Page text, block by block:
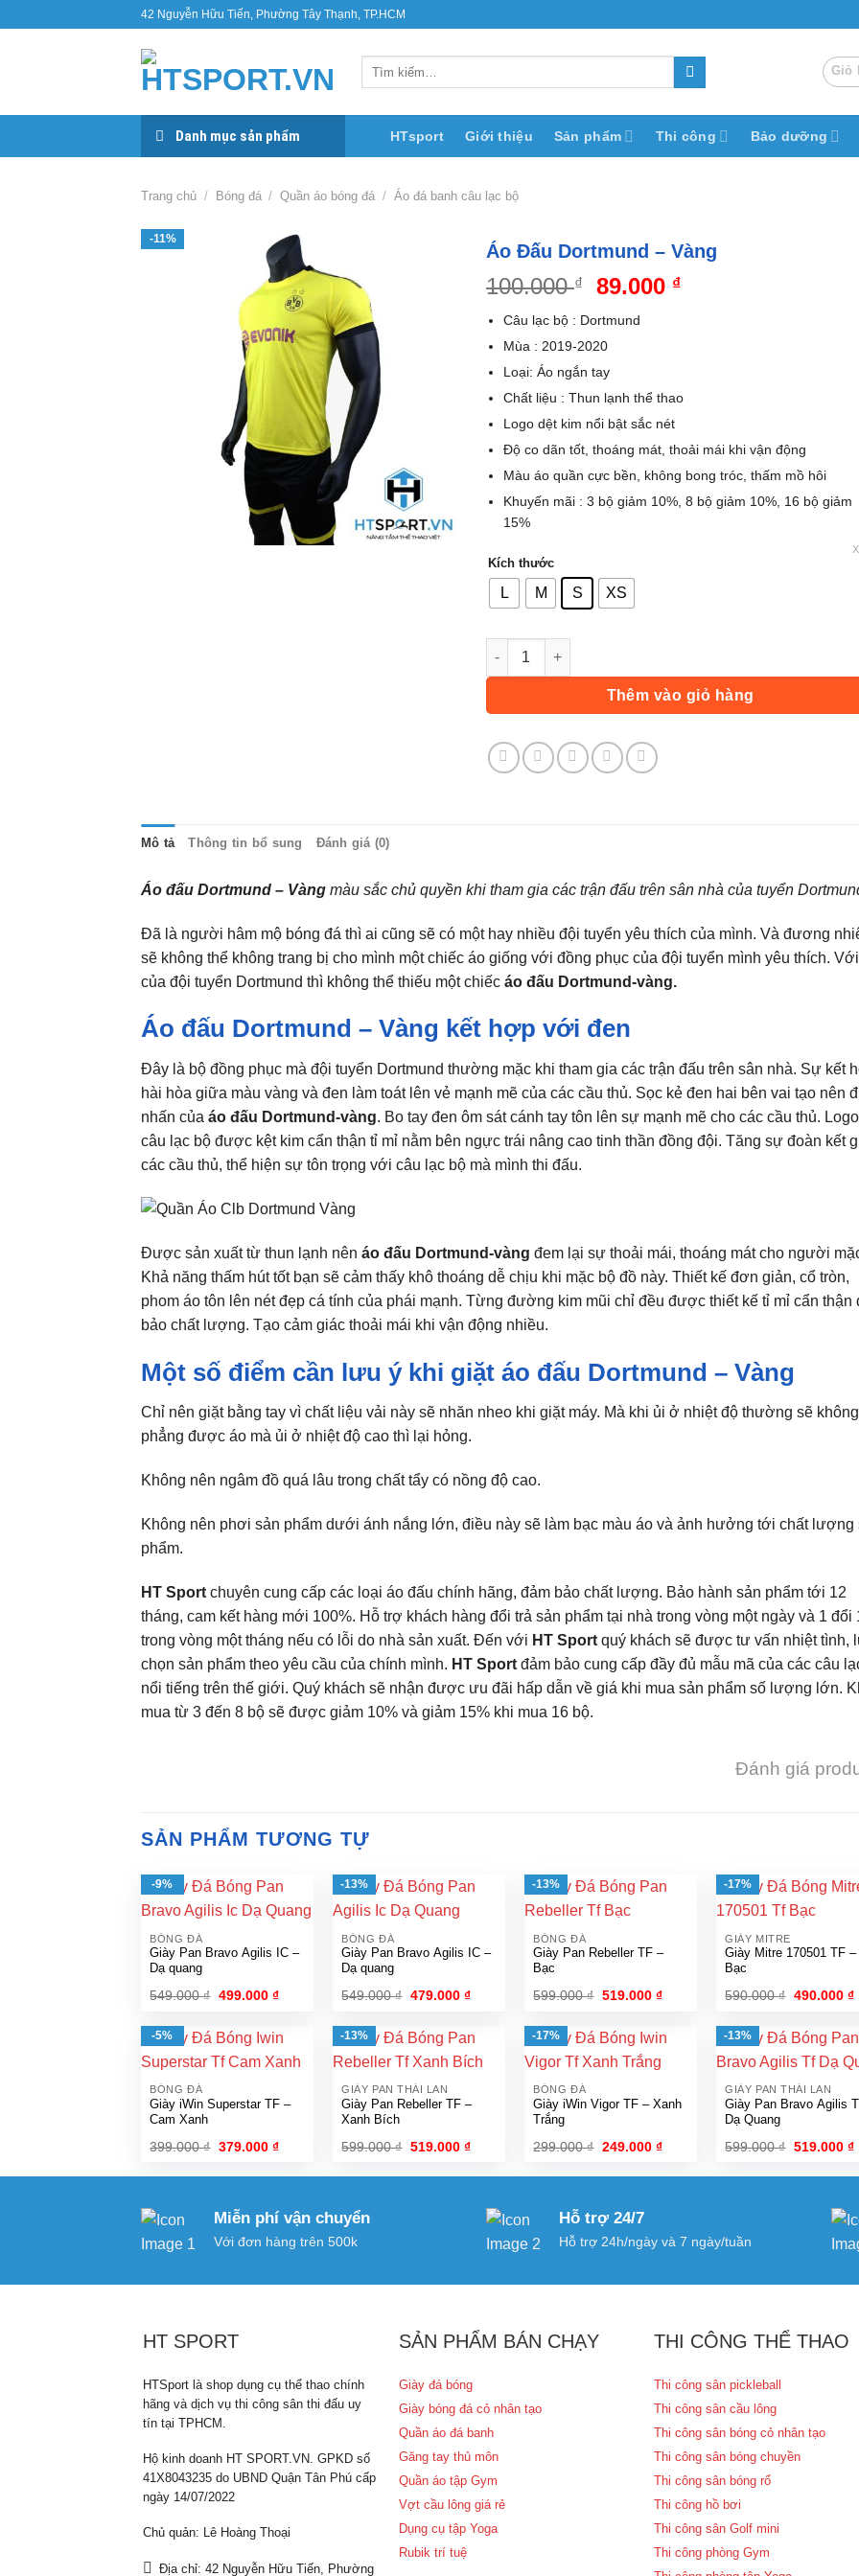
42 Nguyễn Hữu Tiến, Phường Tây Thạnh, TP.HCM
Giỏ
Danh mục sản phẩm HTsport Giới thiệu Sản phẩm Thi công Bảo dưỡng
Trang chủ / Bóng đá / Quần áo bóng đá / Áo đá banh câu lạc bộ
-11%
Áo Đấu Dortmund – Vàng
100.000₫
Giá
là:
100.000 ₫.
89.000 ₫Giá
Câu lạc bộ : Dortmund
Mùa : 2019-2020
Loại: Áo ngắn tay
Chất liệu : Thun lạnh thể thao
Logo dệt kim nổi bật sắc nét
Độ co dãn tốt, thoáng mát, thoải mái khi vận động
Màu áo quần cực bền, không bong tróc, thấm mồ hôi
Khuyến mãi : 3 bộ giảm 10%, 8 bộ giảm 10%, 16 bộ giảm
15%
Kích thước
L M S XS
Áo Đấu Dortmund - Vàng số lượng
Thêm vào giỏ hàng
Mô tả Thông tin bổ sung Đánh giá (0)
Áo đấu Dortmund – Vàng màu sắc chủ quyền khi tham gia các trận đấu trên sân nhà của tuyển
Đã là người hâm mộ bóng đá thì ai cũng sẽ có một hay nhiều đội tuyển yêu thích của mình. Và đương
sẽ không thể không trang bị cho mình một chiếc áo giống với đồng phục của đội tuyển mình yêu thích.
của đội tuyển Dortmund thì không thể thiếu một chiếc áo đấu Dortmund-vàng.
Áo đấu Dortmund – Vàng kết hợp với đen
Đây là bộ đồng phục mà đội tuyển Dortmund thường mặc khi tham gia các trận đấu trên sân nhà. Sự kết
hài hòa giữa màu vàng và đen làm toát lên vẻ mạnh mẽ của các cầu thủ. Sọc kẻ đen hai bên vai tạo nên
nhấn của áo đấu Dortmund-vàng. Bo tay đen ôm sát cánh tay tôn lên sự mạnh mẽ cho các cầu thủ.
câu lạc bộ được kệt kim cẩn thận tỉ mỉ nằm bên ngực trái nâng cao tinh thần đồng đội. Tăng sự đoàn kết
các cầu thủ, thể hiện sự tôn trọng với câu lạc bộ mà mình thi đấu.
Được sản xuất từ thun lạnh nên áo đấu Dortmund-vàng đem lại sự thoải mái, thoáng mát cho người
Khả năng thấm hút tốt bạn sẽ cảm thấy khô thoáng dễ chịu khi mặc bộ đồ này. Thiết kế đơn giản, cổ tròn,
phom áo tôn lên nét đẹp cá tính của phái mạnh. Từng đường kim mũi chỉ đều được thiết kế tỉ mỉ cẩn thận
bảo chất lượng. Tạo cảm giác thoải mái khi vận động nhiều.
Một số điểm cần lưu ý khi giặt áo đấu Dortmund – Vàng
Chỉ nên giặt bằng tay vì chất liệu vải này sẽ nhăn nheo khi giặt máy. Mà khi ủi ở nhiệt độ thường sẽ
phẳng được áo mà ủi ở nhiệt độ cao thì lại hỏng.
Không nên ngâm đồ quá lâu trong chất tẩy có nồng độ cao.
Không nên phơi sản phẩm dưới ánh nắng lớn, điều này sẽ làm bạc màu áo và ảnh hưởng tới chất lượng
phẩm.
HT Sport chuyên cung cấp các loại áo đấu chính hãng, đảm bảo chất lượng. Bảo hành sản phẩm tới 12
tháng, cam kết hàng mới 100%. Hỗ trợ khách hàng đổi trả sản phẩm tại nhà trong vòng một ngày và 1 đổi
trong vòng một tháng nếu có lỗi do nhà sản xuất. Đến với HT Sport quý khách sẽ được tư vấn nhiệt tình,
chọn sản phẩm theo yêu cầu của chính mình. HT Sport đảm bảo cung cấp đầy đủ mẫu mã của các câu
nổi tiếng trên thế giới. Quý khách sẽ nhận được ưu đãi hấp dẫn về giá khi mua sản phẩm số lượng lớn.
mua từ 3 đến 8 bộ sẽ được giảm 10% và giảm 15% khi mua 16 bộ.
Đánh giá
SẢN PHẨM TƯƠNG TỰ
-9%
BÓNG ĐÁ
Giày Pan Bravo Agilis IC –
Dạ quang
549.000₫ Giá
549.000 ₫.
499.000 ₫Giá
là:
499.000 ₫.
-13%
BÓNG ĐÁ
Giày Pan Bravo Agilis IC –
Dạ quang
549.000₫ Giá
549.000 ₫.
479.000 ₫Giá
là:
479.000 ₫.
-13%
BÓNG ĐÁ
Giày Pan Rebeller TF –
Bạc
599.000₫ Giá
599.000 ₫.
519.000 ₫Giá
là:
519.000 ₫.
-17%
GIÀY MITRE
Giày Mitre 170501 TF –
Bạc
590.000₫ Giá
590.000 ₫.
490.000 ₫
là:
-5%
BÓNG ĐÁ
Giày iWin Superstar TF –
Cam Xanh
399.000₫ Giá
379.000 ₫Giá
-13%
GIÀY PAN THÁI LAN
Giày Pan Rebeller TF –
Xanh Bích
599.000₫ Giá
519.000 ₫Giá
-17%
BÓNG ĐÁ
Giày iWin Vigor TF – Xanh
Trắng
299.000₫ Giá
249.000 ₫Giá
-13%
GIÀY PAN THÁI LAN
Giày Pan Bravo Agilis
Dạ Quang
599.000₫ Giá
519.000 ₫
Miễn phí vận chuyển
Với đơn hàng trên 500k
Hỗ trợ 24/7
Hỗ trợ 24h/ngày và 7 ngày/tuần
HT SPORT
HTSport là shop dụng cụ thể thao chính
hãng và dịch vụ thi công sân thi đấu uy
tín tại TPHCM.
Hộ kinh doanh HT SPORT.VN. GPKD số
41X8043235 do UBND Quận Tân Phú cấp
ngày 14/07/2022
Chủ quản: Lê Hoàng Thoại
Địa chỉ: 42 Nguyễn Hữu Tiến, Phường
SẢN PHẨM BÁN CHẠY
Giày đá bóng
Giày bóng đá cỏ nhân tạo
Quần áo đá banh
Găng tay thủ môn
Quần áo tập Gym
Vợt cầu lông giá rẻ
Dụng cụ tập Yoga
Rubik trí tuệ
THI CÔNG THỂ THAO
Thi công sân pickleball
Thi công sân cầu lông
Thi công sân bóng cỏ nhân tạo
Thi công sân bóng chuyền
Thi công sân bóng rổ
Thi công hồ bơi
Thi công sân Golf mini
Thi công phòng Gym